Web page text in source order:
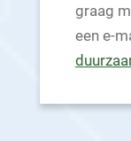
graag
een e-